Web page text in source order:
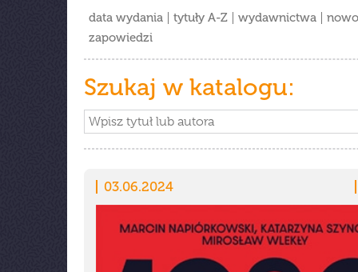
data wydania tytuły A-Z wydawnictwa
zapowiedzi
Szukaj w katalogu:
03.06.2024